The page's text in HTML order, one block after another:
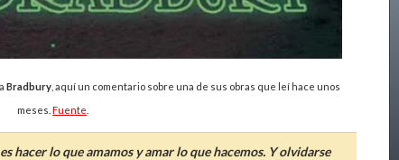
Bradbury, aquí un comentario sobre una de sus obras que leí hace unos
meses.Fuente
hacer lo que amamos y amar lo que hacemos. Y olvidarse